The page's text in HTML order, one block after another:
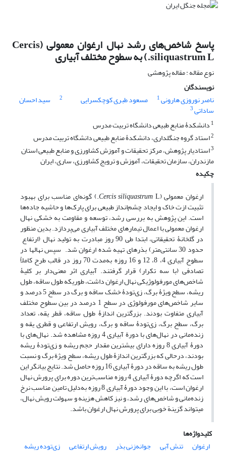
پاسخ شاخص‌های رشد نهال ارغوان معمولی (Cercis
siliquastrum L.) به سطوح مختلف آبیاری
نوع مقاله : مقاله پژوهشی
نویسندگان
ناصر نوروزی هارونی1 مسعود طبری کوچکسرایی 2 سید احسان
ساداتی3
1 دانشکدۀ منابع طبیعی دانشگاه تربیت مدرس
2استاد گروه جنگلداری، دانشکدۀ منابع طبیعی دانشگاه تربیت مدرس
3استادیار پژوهش، مرکز تحقیقات و آموزش کشاورزی و منابع طبیعی استان
مازندران، سازمان تحقیقات، آموزش و ترویج کشاورزی، ساری، ایران
چکیده
ارغوان معمولی ( Cercis siliquastrumL.) گونه‌ای مناسب برای بهبود
تثبیت ازت خاک و ایجاد چشم‌انداز طبیعی برای پارک‌ها و حاشیه جاده‌ها
است. این پژوهش به بررسی رشد، توسعه و مقاومت به خشکی نهال
ارغوان معمولی با اعمال تیمارهای مختلف آبیاری می‌پردازد. بدین منظور
در گلخانۀ تحقیقاتی، ابتدا طی 90 روز مبادرت به تولید نهال (ارتفاع
حدود 30 سانتی‌متر) بذرهای تهیه شده ارغوان شد. سپس نهال­ها در
سطوح آبیاری 4، 8، 12 و 16 روزه به‌مدت 70 روز در قالب طرح کاملاً
تصادفی (با سه تکرار) قرار گرفتند. آبیاری اثر معنی‌دار بر کلیۀ
شاخص‌های مورفولوژیکی نهال ارغوان داشت، ‌طوری­که طول ساقه، طول
ریشه، سطح ویژۀ برگ، زی‌تودۀ خشک ساقه و برگ در سطح 5 درصد و
سایر شاخص‌های مورفولوژی در سطح 1 درصد در بین سطوح مختلف
آبیاری متفاوت بودند. بزرگترین اندازۀ طول ساقه، قطر یقه، تعداد
برگ، سطح برگ، زی‌تودۀ ساقه و برگ، رویش ارتفاعی و قطری یقه و
زنده‌مانی در نهال‌های با دورة آبیاری 4 روزه مشاهده شد. نهال‌های با
دورۀ آبیاری 8 روزه دارای بیشترین مقدار حجم ریشه و زی‌تودۀ ریشه
بودند، درحالی که بزرگترین اندازۀ طول ریشه، سطح ویژة برگ و نسبت
طول ریشه به ساقه در دورۀ آبیاری 16 روزه حاصل شد. نتایج بیانگر این
است که اگرچه دورۀ آبیاری 4 روزه مناسب‌ترین دوره برای پرورش نهال
ارغوان است، با این وجود دورۀ آبیاری 8 روزه به‌دلیل تامین مناسب نرخ
زنده‌مانی و شاخص‌های رشد، و نیز کاهش هزینه و سهولت رویش نهال،
می­تواند گزینة خوبی برای پرورش نهال ارغوان باشد.
کلیدواژه‌ها
ارغوان
تنش آبی جوانه‌زنی بذر رویش ارتفاعی زی‌توده ریشه